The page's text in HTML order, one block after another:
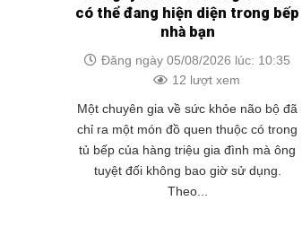
có thể đang hiện diện trong bếp
nhà bạn
Đăng ngày 05/08/2026 lúc: 10:35
12 lượt xem
Một chuyên gia về sức khỏe não bộ đã
chỉ ra một món đồ quen thuộc có trong
tủ bếp của hàng triệu gia đình mà ông
tuyệt đối không bao giờ sử dụng.
Theo...